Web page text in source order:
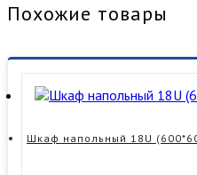
Похожие товары
Шкаф напольный 18U